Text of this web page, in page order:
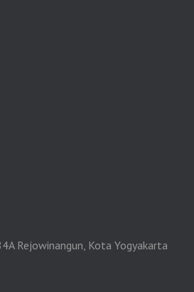
Rejowinangun, Kota Yogyakarta